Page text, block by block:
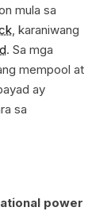
mula sa
, karaniwang
. Sa mga
mempool at
ay
sa
power